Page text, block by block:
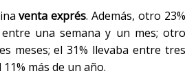
venta exprés. Además, otro 23%
una semana y un mes; otro
meses; el 31% llevaba entre tres
más de un año.